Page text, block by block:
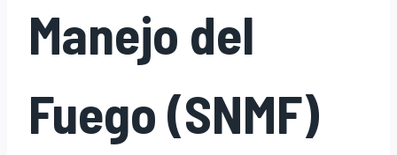
Manejo del
Fuego (SNMF)